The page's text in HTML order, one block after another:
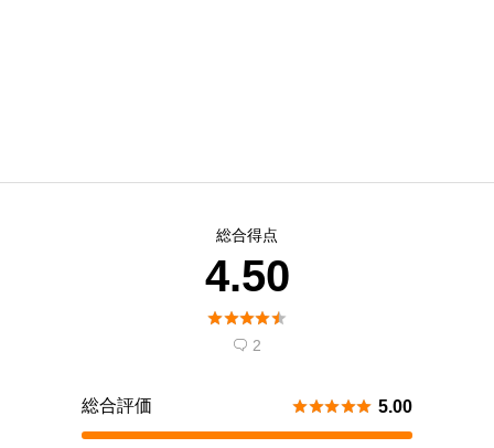
総合得点
4.50

 2
総合評価  5.00